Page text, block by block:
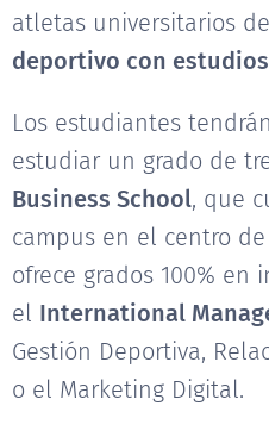
atletas universitarios
deportivo con estudios
Los estudiantes
estudiar un grado de
Business School, que
campus en el centro
ofrece grados 100% en
el International
Gestión Deportiva,
o el Marketing Digital.